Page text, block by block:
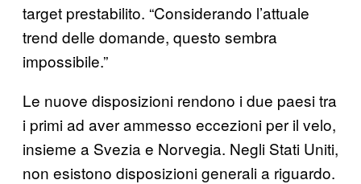
target prestabilito. “Considerando l’attuale
trend delle domande, questo sembra
impossibile.”
Le nuove disposizioni rendono i due paesi tra
i primi ad aver ammesso eccezioni per il velo,
insieme a Svezia e Norvegia. Negli Stati Uniti,
non esistono disposizioni generali a riguardo.